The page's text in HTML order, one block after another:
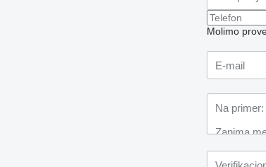
Molimo